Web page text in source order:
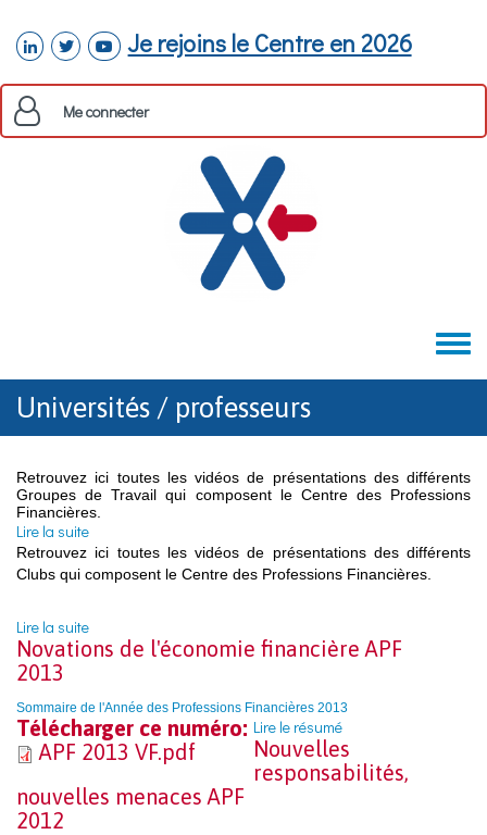
linkedintwitteryoutube
Je rejoins le Centre en 2026
Me connecter
Toggle
Universités / professeurs
Retrouvez ici toutes les vidéos de présentations des différents
Groupes de Travail qui composent le Centre des Professions
Financières.
Lire la suite
Retrouvez ici toutes les vidéos de présentations des différents
Clubs qui composent le Centre des Professions Financières.
Lire la suite
Novations de l'économie financière APF
2013
Sommaire de l'Année des Professions Financières 2013
Télécharger ce numéro:
APF 2013 VF.pdf
Lire le résumé
Nouvelles
responsabilités,
nouvelles menaces APF
2012